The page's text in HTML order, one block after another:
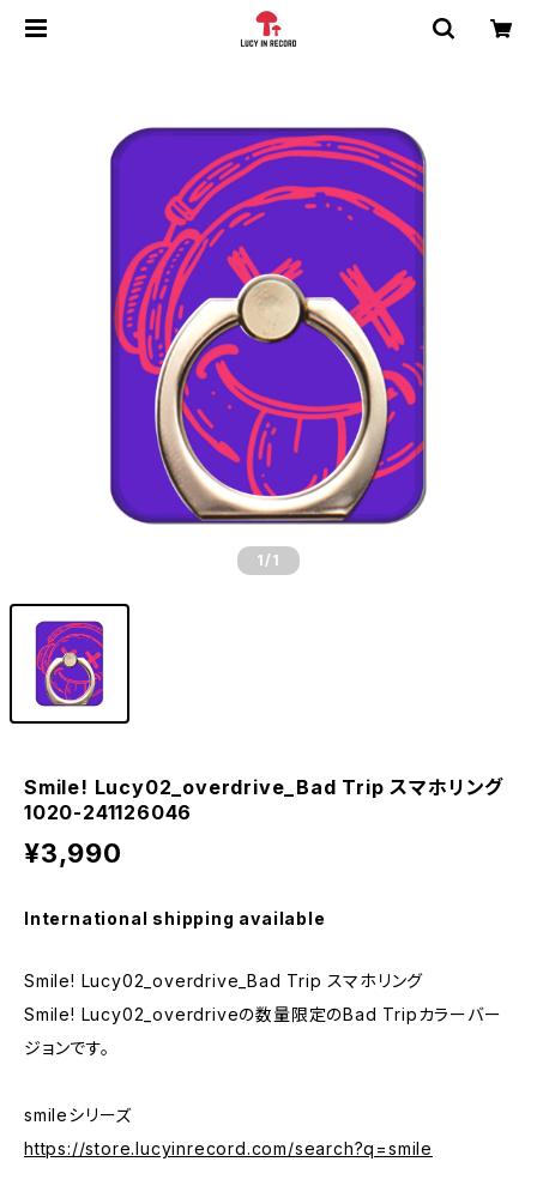
1 /1
Smile! Lucy02_overdrive_Bad Trip スマホリング
1020-241126046
¥3,990
International shipping available
Smile! Lucy02_overdrive_Bad Trip スマホリング
Smile! Lucy02_overdriveの数量限定のBad Tripカラーバー
ジョンです。
smileシリーズ
https://store.lucyinrecord.com/search?q=smile